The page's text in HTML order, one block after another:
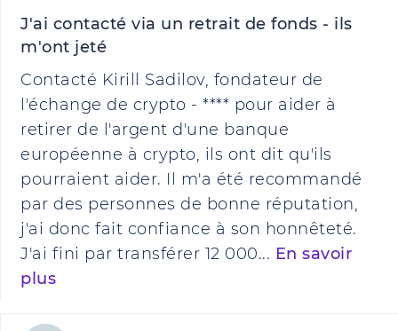
J'ai contacté via un retrait de fonds - ils
m'ont jeté
Contacté Kirill Sadilov, fondateur de
l'échange de crypto - **** pour aider à
retirer de l'argent d'une banque
européenne à crypto, ils ont dit qu'ils
pourraient aider. Il m'a été recommandé
par des personnes de bonne réputation,
j'ai donc fait confiance à son honnêteté.
J'ai fini par transférer 12 000... En savoir
plus